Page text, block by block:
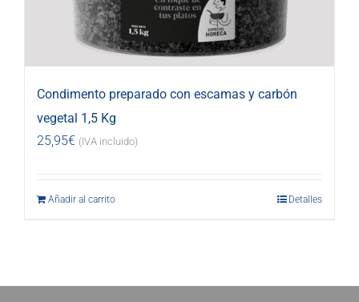
Condimento preparado con escamas y carbón
vegetal 1,5 Kg
25,95€ (IVA incluido)
Añadir al carrito Detalles